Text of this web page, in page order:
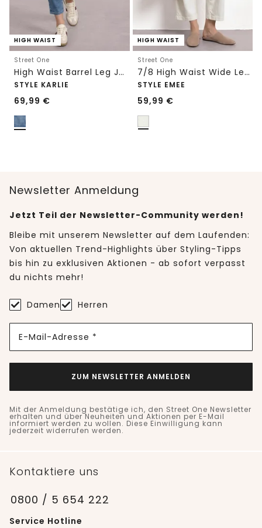
HIGH WAIST
Street One
High Waist Barrel Leg Jeans im Loose Fit
STYLE KARLIE
69,99 €
HIGH WAIST
Street One
7/8 High Waist Wide Leg Jeans im Loose Fit
STYLE EMEE
59,99 €
Newsletter Anmeldung
Jetzt Teil der Newsletter-Community werden!
Bleibe mit unserem Newsletter auf dem Laufenden:
Von aktuellen Trend-Highlights über Styling-Tipps
bis hin zu exklusiven Aktionen - ab sofort verpasst
du nichts mehr!
Damen Herren
E-Mail-Adresse *
ZUM NEWSLETTER ANMELDEN
Mit der Anmeldung bestätige ich, den Street One Newsletter
erhalten und über Neuheiten und Aktionen per E-Mail
informiert werden zu wollen. Diese Einwilligung kann
jederzeit widerrufen werden.
Kontaktiere uns
0800 / 5 654 222
Service Hotline